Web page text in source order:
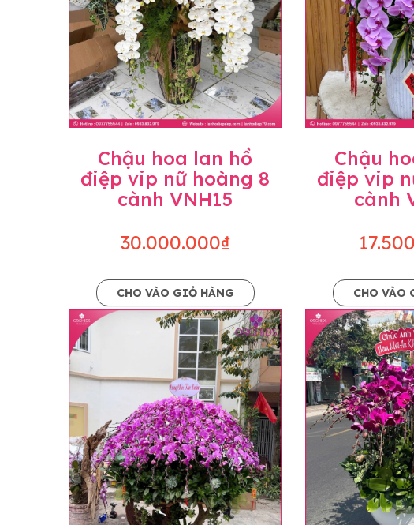
Lưu ý trước khi đặt hàng
• Về cây hoa: Một chậu hoa lan hồ điệp đẹp và
khác nhau đôi chút giữa sản phẩm thực tế và trên
nhiều, nở ít khi shop có sẵn nên sẽ thay đổi về độ
• Về kiểu dáng & phụ kiện: Beautiful Orchids cam
nếu có thay đổi về màu sắc hoa và kiểu chậu cũng
loại hoa và phụ kiện thay thế, vẫn giữ nguyên mức
Chậu hoa lan hồ
điệp vip nữ hoàng 8
cành VNH15
30.000.000₫
CHO VÀO GIỎ HÀNG
Chậu
điệp vip
cành
CHO VÀO